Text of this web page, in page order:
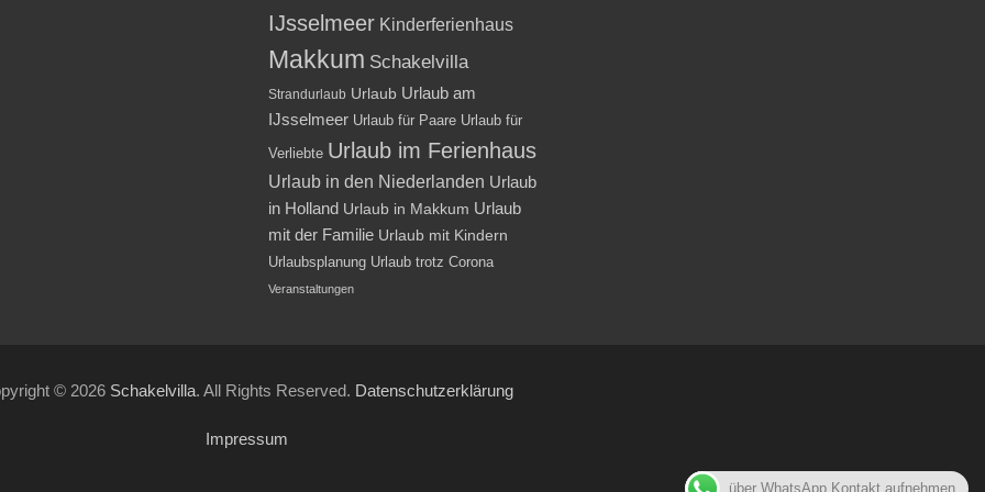
IJsselmeer Kinderferienhaus
Makkum Schakelvilla
Strandurlaub Urlaub Urlaub am
IJsselmeer Urlaub für Paare Urlaub für
Verliebte Urlaub im Ferienhaus
Urlaub in den Niederlanden Urlaub
in Holland Urlaub in Makkum Urlaub
mit der Familie Urlaub mit Kindern
Urlaubsplanung Urlaub trotz Corona
Veranstaltungen
© 2026 Schakelvilla. All Rights Reserved. Datenschutzerklärung
Impressum
über WhatsApp Kontakt aufnehmen